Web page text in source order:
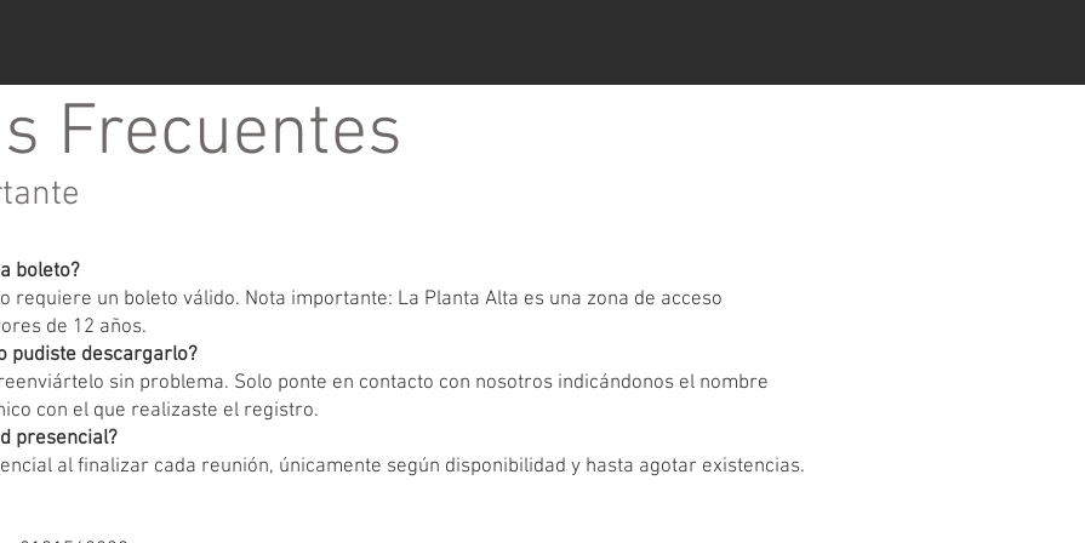
Frecuentes
boleto?
requiere un boleto válido. Nota importante: La Planta Alta es una zona de acceso
de 12 años.
pudiste descargarlo?
sin problema. Solo ponte en contacto con nosotros indicándonos el nombre
con el que realizaste el registro.
presencial?
al finalizar cada reunión, únicamente según disponibilidad y hasta agotar existencias.